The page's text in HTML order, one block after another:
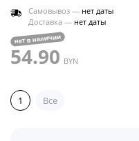
Самовывоз — нет даты
Доставка — нет даты
нет в наличии
54.90 BYN
1 Все